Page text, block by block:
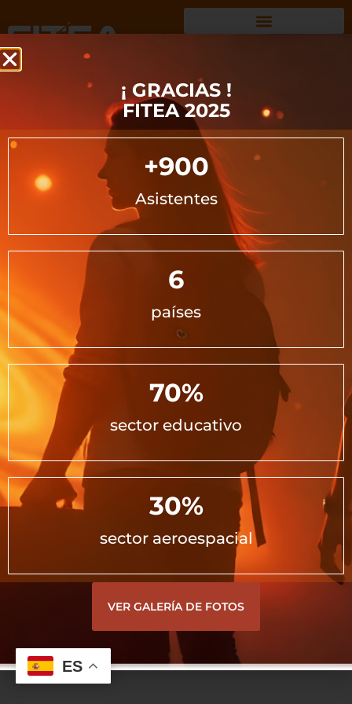
Carlos Albareda
Úbeda
Abogado
© FITEAPOLÍTICA DE PRIVACIDADAVISO LEGALCONFIGURAR COOKIES
ES
¡ GRACIAS !
FITEA 2025
Asistentes
+900
países
6
sector educativo
70%
sector aeroespacial
30%
VER GALERÍA DE FOTOS